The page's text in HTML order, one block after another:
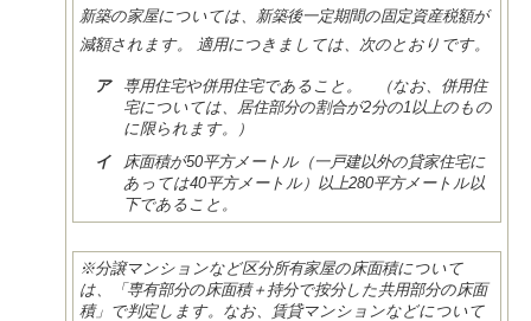
新築の家屋については、新築後一定期間の固定資産税額が
減額されます。 適用につきましては、次のとおりです。
ア
専用住宅や併用住宅であること。 （なお、併用住
宅については、居住部分の割合が2分の1以上のもの
に限られます。）
イ
床面積が50平方メートル（一戸建以外の貸家住宅に
あっては40平方メートル）以上280平方メートル以
下であること。
※分譲マンションなど区分所有家屋の床面積について
は、「専有部分の床面積＋持分で按分した共用部分の床面
積」で判定します。なお、賃貸マンションなどについて